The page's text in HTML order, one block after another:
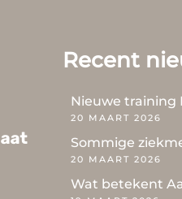
Recent
Nieuwe training
20 MAART 2026
Sommige
20 MAART 2026
Wat betekent